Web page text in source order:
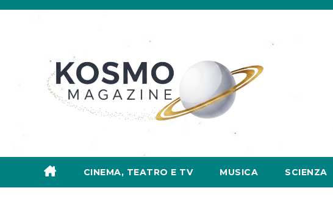
Salta
CINEMA, TEATRO E TV MUSICA SCIENZA